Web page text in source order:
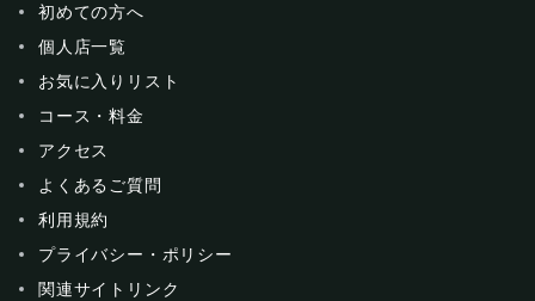
初めての方へ
個人店一覧
お気に入りリスト
コース・料金
アクセス
よくあるご質問
利用規約
プライバシー・ポリシー
関連サイトリンク